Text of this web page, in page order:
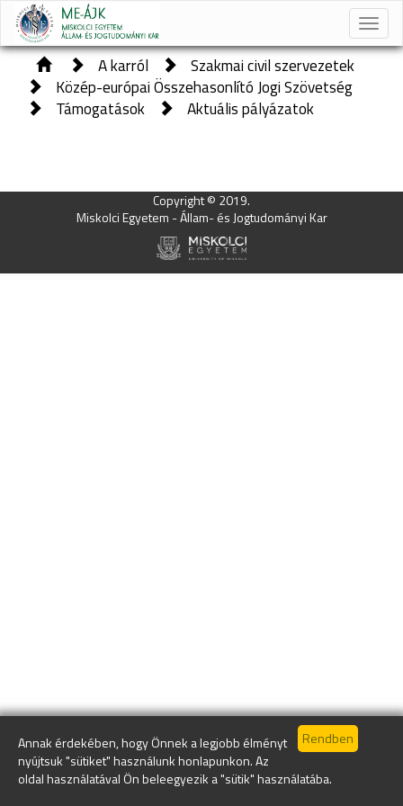
Annak érdekében, hogy Önnek a legjobb élményt
nyújtsuk "sütiket" használunk honlapunkon. Az
oldal használatával Ön beleegyezik a "sütik" használatába.
Toggle
A karról
Szakmai civil szervezetek
Közép-európai Összehasonlító Jogi Szövetség
Támogatások
Aktuális pályázatok
Copyright © 2019.
Miskolci Egyetem - Állam- és Jogtudományi Kar